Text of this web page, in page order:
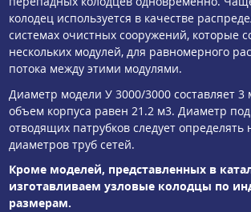
колодец используется в качестве
системах очистных сооружений, которые
нескольких модулей, для равномерного
потока между этими модулями.
Диаметр модели У 3000/3000 составляет 3
объем корпуса равен 21.2 м3. Диаметр
отводящих патрубков следует определять
диаметров труб сетей.
Кроме моделей, представленных в
изготавливаем узловые колодцы по
размерам.